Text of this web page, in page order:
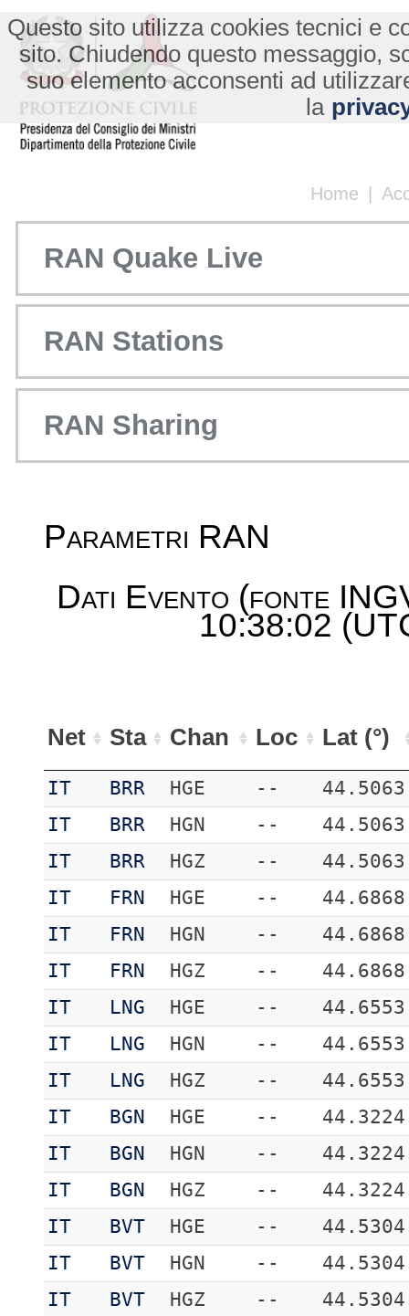
Home |
Questo sito utilizza cookies tecnici e
sito. Chiudendo questo messaggio,
suo elemento acconsenti ad
la
RAN Quake Live
RAN Stations
RAN Sharing
Parametri RAN
Dati Evento (fonte
10:38:02
Net Sta Chan Loc Lat (°)
IT BRR HGE --
44.5063
IT
BRR HGN --
44.5063
IT
BRR HGZ --
44.5063
IT
FRN HGE --
44.6868
IT
FRN HGN --
44.6868
IT
FRN HGZ --
44.6868
IT
LNG HGE --
44.6553
IT
LNG HGN --
44.6553
IT
LNG HGZ --
44.6553
IT
BGN HGE --
44.3224
IT
BGN HGN --
44.3224
IT
BGN HGZ --
44.3224
IT
BVT HGE --
44.5304
IT
BVT HGN --
44.5304
IT
BVT HGZ --
44.5304